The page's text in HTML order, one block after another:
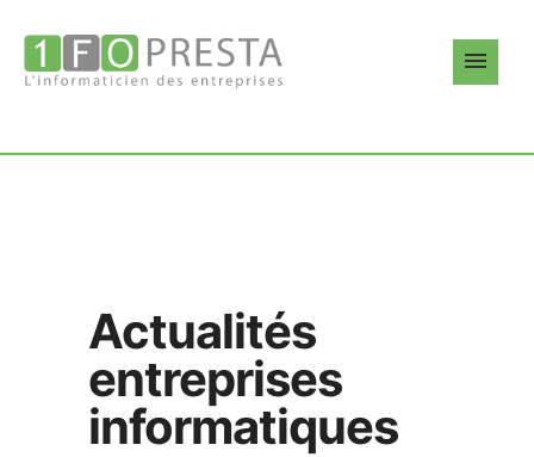
Actualités
entreprises
informatiques